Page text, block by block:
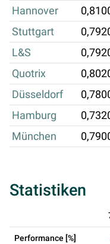
Hannover
Stuttgart
L&S
Quotrix
Düsseldorf
Hamburg
München
Statistiken
Performance [%]